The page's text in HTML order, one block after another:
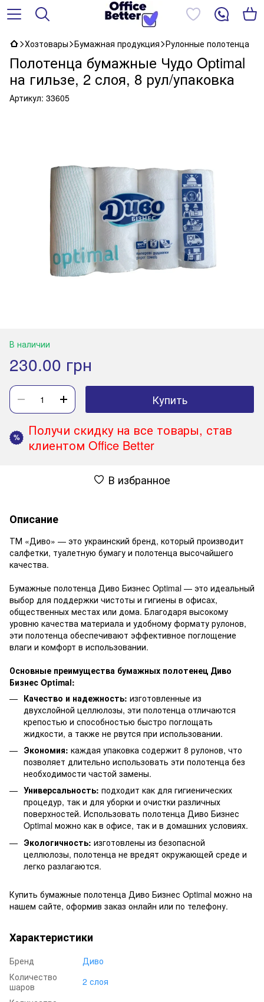
Хозтовары Бумажная продукция Рулонные полотенца
Полотенца бумажные Чудо Optimal
на гильзе, 2 слоя, 8 рул/упаковка
Артикул: 33605
В наличии
230.00 грн
Купить
%
Получи скидку на все товары, став
клиентом Office Better
В избранное
Описание
ТМ «Диво» — это украинский бренд, который производит
салфетки, туалетную бумагу и полотенца высочайшего
качества.
Бумажные полотенца Диво Бизнес Optimal — это идеальный
выбор для поддержки чистоты и гигиены в офисах,
общественных местах или дома. Благодаря высокому
уровню качества материала и удобному формату рулонов,
эти полотенца обеспечивают эффективное поглощение
влаги и комфорт в использовании.
Основные преимущества бумажных полотенец Диво
Бизнес Optimal:
Качество и надежность: изготовленные из
двухслойной целлюлозы, эти полотенца отличаются
крепостью и способностью быстро поглощать
жидкости, а также не рвутся при использовании.
Экономия: каждая упаковка содержит 8 рулонов, что
позволяет длительно использовать эти полотенца без
необходимости частой замены.
Универсальность: подходит как для гигиенических
процедур, так и для уборки и очистки различных
поверхностей. Использовать полотенца Диво Бизнес
Optimal можно как в офисе, так и в домашних условиях.
Экологичность: изготовлены из безопасной
целлюлозы, полотенца не вредят окружающей среде и
легко разлагаются.
Купить бумажные полотенца Диво Бизнес Optimal можно на
нашем сайте, оформив заказ онлайн или по телефону.
Характеристики
Бренд
Диво
Количество
шаров
2 слоя